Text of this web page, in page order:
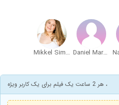
Daniel Marotte
Mikkel Simons
، هر 2 ساعت یک فیلم برای یک کاربر ویژه